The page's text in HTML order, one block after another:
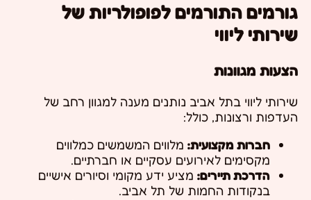
גורמים התורמים לפופולריות של
שירותי ליווי
הצעות מגוונות
שירותי ליווי בתל אביב נותנים מענה למגוון רחב של
העדפות ורצונות, כולל:
חברות מקצועית: מלווים המשמשים כמלווים
מקסימים לאירועים עסקיים או חברתיים.
הדרכת תיירים: מציע ידע מקומי וסיורים אישיים
בנקודות החמות של תל אביב.